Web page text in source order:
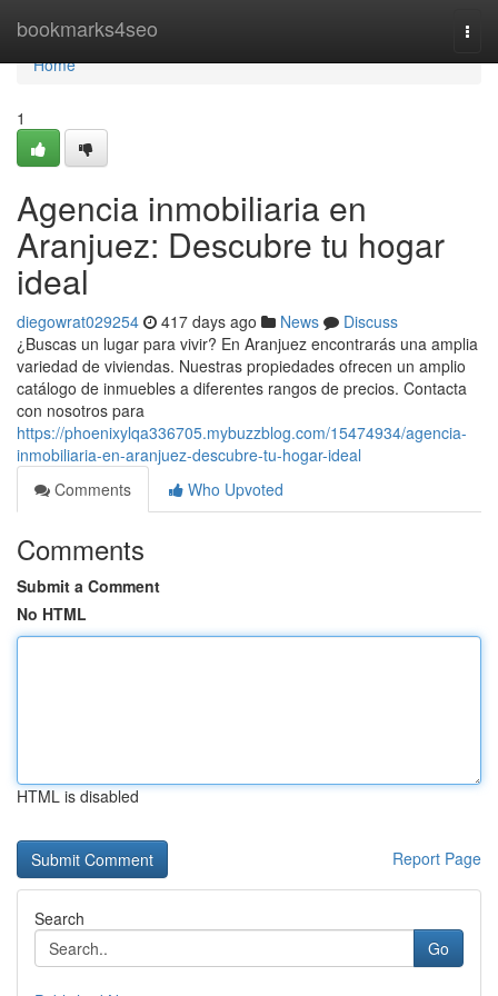
bookmarks4seo
Home
Home
1
Agencia inmobiliaria en
Aranjuez: Descubre tu hogar
ideal
diegowrat029254 417 days ago News
Discuss
¿Buscas un lugar para vivir? En Aranjuez encontrarás una amplia
variedad de viviendas. Nuestras propiedades ofrecen un amplio
catálogo de inmuebles a diferentes rangos de precios. Contacta
con nosotros para
https://phoenixylqa336705.mybuzzblog.com/15474934/agencia-
inmobiliaria-en-aranjuez-descubre-tu-hogar-ideal
Comments
Who Upvoted
Comments
Submit a Comment
No HTML
HTML is disabled
Report Page
Search
Go